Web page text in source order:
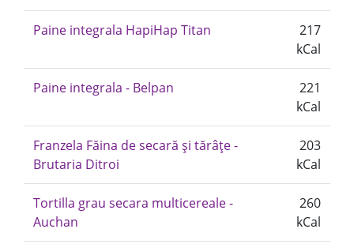
Paine integrala HapiHap Titan
217
kCal
Paine integrala - Belpan
221
kCal
Franzela Făina de secară și tărâțe -
Brutaria Ditroi
203
kCal
Tortilla grau secara multicereale -
Auchan
260
kCal